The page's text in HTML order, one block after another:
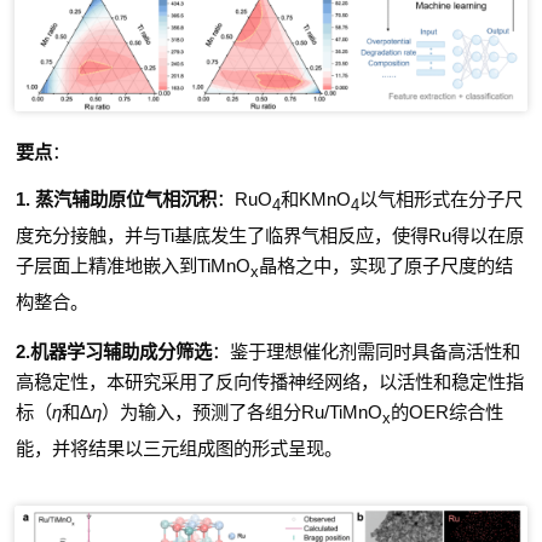
要点：
1. 蒸汽辅助原位气相沉积： RuO4和KMnO4以气相形式在分子尺
度充分接触，并与Ti基底发生了临界气相反应，使得Ru得以在原
子层面上精准地嵌入到 TiMnOx晶格之中，实现了原子尺度的结
构整合。
2.机器学习辅助成分筛选： 鉴于理想催化剂需同时具备高活性和
高稳定性，本研究采用了反向传播神经网络，以活性和稳定性指
标（η和Δη）为输入，预测了各组分Ru/TiMnOx的OER综合性
能，并将结果以三元组成图的形式呈现。